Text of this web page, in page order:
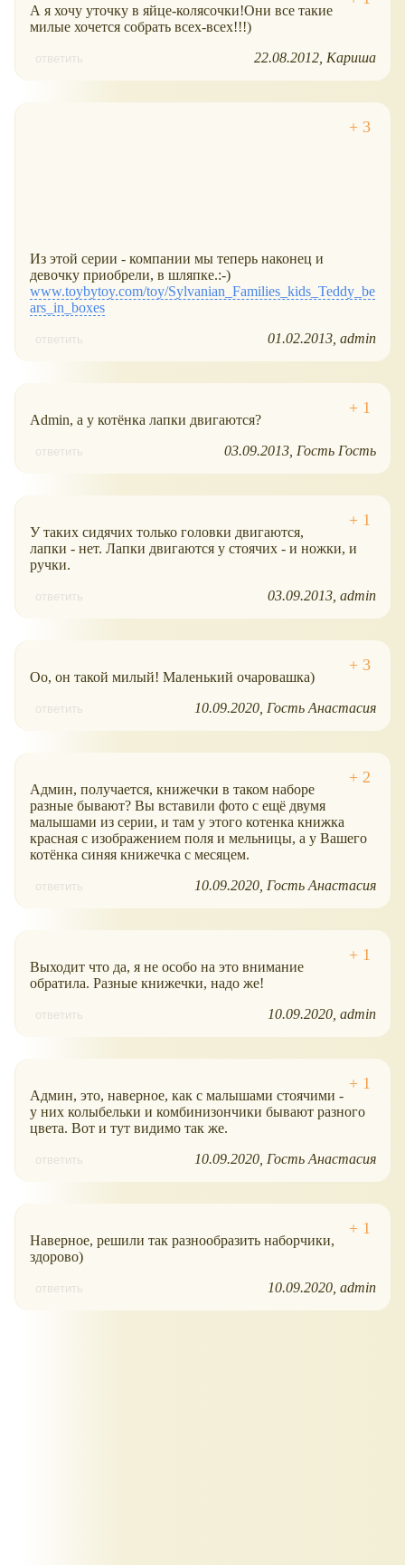
А я хочу уточку в яйце-колясочки!Они все такие
милые хочется собрать всех-всех!!!)
ответить 22.08.2012 Кариша
Из этой серии - компании мы теперь наконец и
девочку приобрели, в шляпке.:-)
www.toybytoy.com/toy/Sylvanian_Families_kids_Teddy_be
ars_in_boxes
ответить 01.02.2013 admin
Admin, а у котёнка лапки двигаются?
ответить 03.09.2013 Гость Гость
У таких сидячих только головки двигаются,
лапки - нет. Лапки двигаются у стоячих - и ножки, и
ручки.
ответить 03.09.2013 admin
Оо, он такой милый! Маленький очаровашка)
ответить 10.09.2020 Гость Анастасия
Админ, получается, книжечки в таком наборе
разные бывают? Вы вставили фото с ещё двумя
малышами из серии, и там у этого котенка книжка
красная с изображением поля и мельницы, а у Вашего
котёнка синяя книжечка с месяцем.
ответить 10.09.2020 Гость Анастасия
Выходит что да, я не особо на это внимание
обратила. Разные книжечки, надо же!
ответить 10.09.2020 admin
Админ, это, наверное, как с малышами стоячими -
у них колыбельки и комбинизончики бывают разного
цвета. Вот и тут видимо так же.
ответить 10.09.2020 Гость Анастасия
Наверное, решили так разнообразить наборчики,
здорово)
ответить 10.09.2020 admin